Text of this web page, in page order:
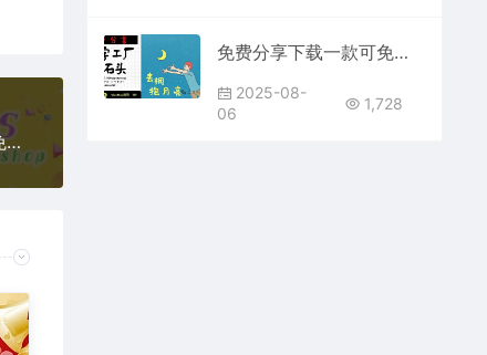
免费可商用20款可爱卡通英文字体素材包大全合集免费分享下载儿童花字样式图片PS平面设计师电商平台效果网站抖音快手许可证ttf
免费分享下载一款可免费商用中文英文字体素材库PS大师网平面设计手写卡通动漫儿童可爱短视频宣传通用抖音快手小红书自媒体ttf格式
2025-08-
06
1,728